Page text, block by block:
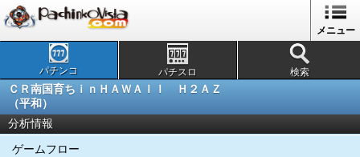
メニュー
パチンコ パチスロ 検索
ＣＲ南国育ちｉｎＨＡＷＡＩＩ Ｈ２ＡＺ
（平和）
分析情報
ゲームフロー